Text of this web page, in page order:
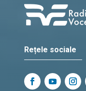
Rețele sociale